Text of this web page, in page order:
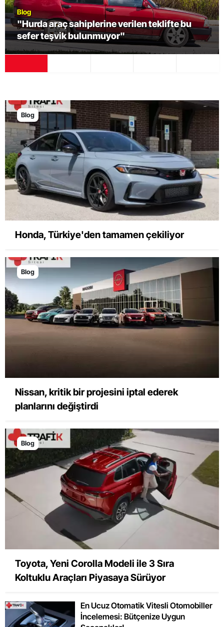
Blog
"Hurda araç sahiplerine verilen teklifte bu
sefer teşvik bulunmuyor"
Blog
Honda, Türkiye'den tamamen çekiliyor
Blog
Nissan, kritik bir projesini iptal ederek
planlarını değiştirdi
Blog
Toyota, Yeni Corolla Modeli ile 3 Sıra
Koltuklu Araçları Piyasaya Sürüyor
En Ucuz Otomatik Vitesli Otomobiller
İncelemesi: Bütçenize Uygun